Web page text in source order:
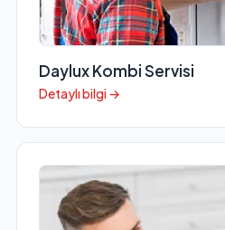
Daylux Kombi Servisi
Detaylı bilgi →